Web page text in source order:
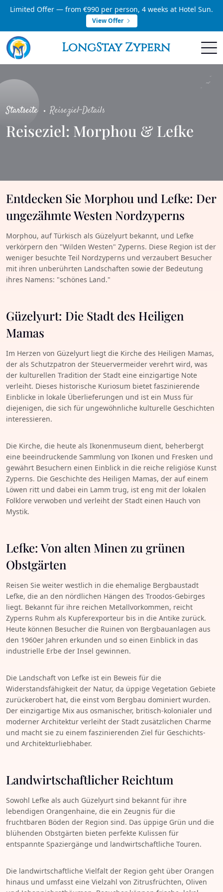
Limited Offer — from €990 per person, 4 weeks at Hotel Sun.
View Offer
LongStay Zypern
Startseite Reiseziel-Details
Reiseziel: Morphou & Lefke
Entdecken Sie Morphou und Lefke: Der
ungezähmte Westen Nordzyperns
Morphou, auf Türkisch als Güzelyurt bekannt, und Lefke
verkörpern den "Wilden Westen" Zyperns. Diese Region ist der
weniger besuchte Teil Nordzyperns und verzaubert Besucher
mit ihren unberührten Landschaften sowie der Bedeutung
ihres Namens: "schönes Land."
Güzelyurt: Die Stadt des Heiligen
Mamas
Im Herzen von Güzelyurt liegt die Kirche des Heiligen Mamas,
der als Schutzpatron der Steuervermeider verehrt wird, was
der kulturellen Tradition der Stadt eine einzigartige Note
verleiht. Dieses historische Kuriosum bietet faszinierende
Einblicke in lokale Überlieferungen und ist ein Muss für
diejenigen, die sich für ungewöhnliche kulturelle Geschichten
interessieren.
Die Kirche, die heute als Ikonenmuseum dient, beherbergt
eine beeindruckende Sammlung von Ikonen und Fresken und
gewährt Besuchern einen Einblick in die reiche religiöse Kunst
Zyperns. Die Geschichte des Heiligen Mamas, der auf einem
Löwen ritt und dabei ein Lamm trug, ist eng mit der lokalen
Folklore verwoben und verleiht der Stadt einen Hauch von
Mystik.
Lefke: Von alten Minen zu grünen
Obstgärten
Reisen Sie weiter westlich in die ehemalige Bergbaustadt
Lefke, die an den nördlichen Hängen des Troodos-Gebirges
liegt. Bekannt für ihre reichen Metallvorkommen, reicht
Zyperns Ruhm als Kupferexporteur bis in die Antike zurück.
Heute können Besucher die Ruinen von Bergbauanlagen aus
den 1960er Jahren erkunden und so einen Einblick in das
industrielle Erbe der Insel gewinnen.
Die Landschaft von Lefke ist ein Beweis für die
Widerstandsfähigkeit der Natur, da üppige Vegetation Gebiete
zurückerobert hat, die einst vom Bergbau dominiert wurden.
Der einzigartige Mix aus osmanischer, britisch-kolonialer und
moderner Architektur verleiht der Stadt zusätzlichen Charme
und macht sie zu einem faszinierenden Ziel für Geschichts-
und Architekturliebhaber.
Landwirtschaftlicher Reichtum
Sowohl Lefke als auch Güzelyurt sind bekannt für ihre
lebendigen Orangenhaine, die ein Zeugnis für die
fruchtbaren Böden der Region sind. Das üppige Grün und die
blühenden Obstgärten bieten perfekte Kulissen für
entspannte Spaziergänge und landwirtschaftliche Touren.
Die landwirtschaftliche Vielfalt der Region geht über Orangen
hinaus und umfasst eine Vielzahl von Zitrusfrüchten, Oliven